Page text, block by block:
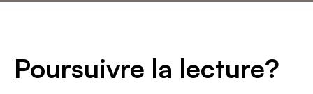
Poursuivre la lecture?
J'accepte les termes et conditions etla politique de confidentialité